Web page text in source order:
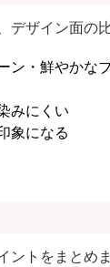
ザイン面の
ン・鮮やかな
みにくい
象になる
トをまとめま